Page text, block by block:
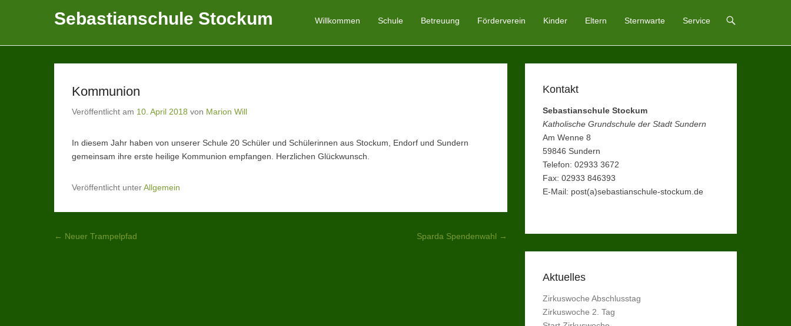
Sebastianschule Stockum Primäres Menü
Zum Inhalt springen
Willkommen Schule Betreuung Förderverein Kinder Eltern Sternwarte Service
Kommunion
Veröffentlicht am 10. April 2018 von Marion Will
In diesem Jahr haben von unserer Schule 20 Schüler und Schülerinnen aus Stockum, Endorf und Sundern
gemeinsam ihre erste heilige Kommunion empfangen. Herzlichen Glückwunsch.
Veröffentlicht unterAllgemein
Beitragsnavigation
← Neuer Trampelpfad Sparda Spendenwahl →
Kontakt
Sebastianschule Stockum
Katholische Grundschule der Stadt Sundern
Am Wenne 8
59846 Sundern
Telefon: 02933 3672
Fax: 02933 846393
E-Mail: post(a)sebastianschule-stockum.de
Aktuelles
Zirkuswoche Abschlusstag
Zirkuswoche 2. Tag